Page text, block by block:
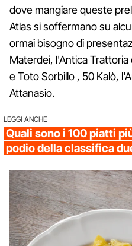
dove mangiare queste
Atlas si soffermano su
ormai bisogno di
Materdei, l'Antica
e Toto Sorbillo , 50 Kalò,
Attanasio.
LEGGI ANCHE
Quali sono i 100 piatti
podio della classifica